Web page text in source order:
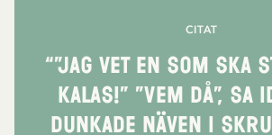
CITAT
“”Jag vet en som
kalas!” ”Vem då”, sa
dunkade näven i